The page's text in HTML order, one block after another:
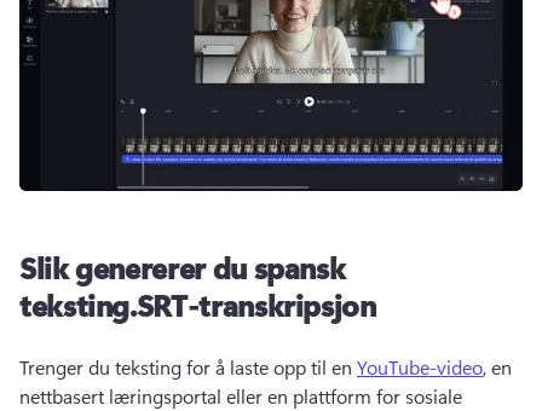
Slik genererer du spansk
teksting.SRT-transkripsjon
Trenger du teksting for å laste opp til en YouTube-video, en
nettbasert læringsportal eller en plattform for sosiale